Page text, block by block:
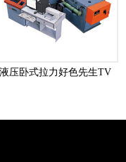
压卧式拉力好色先生TV